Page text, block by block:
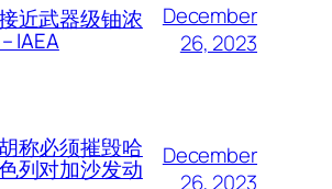
近武器级铀浓
IAEA
December
26, 2023
称必须摧毁哈
列对加沙发动
December
26, 2023